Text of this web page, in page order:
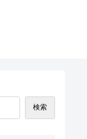
検索